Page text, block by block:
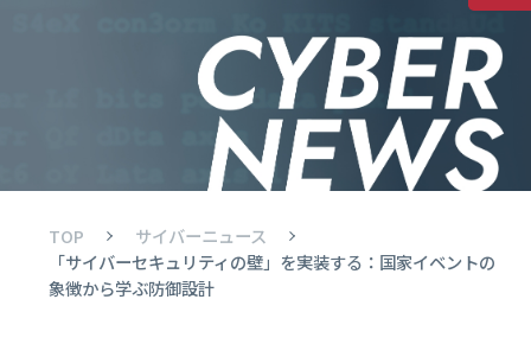
TOP
サイバーニュース
「サイバーセキュリティの壁」を実装する：国家イベントの
象徴から学ぶ防御設計